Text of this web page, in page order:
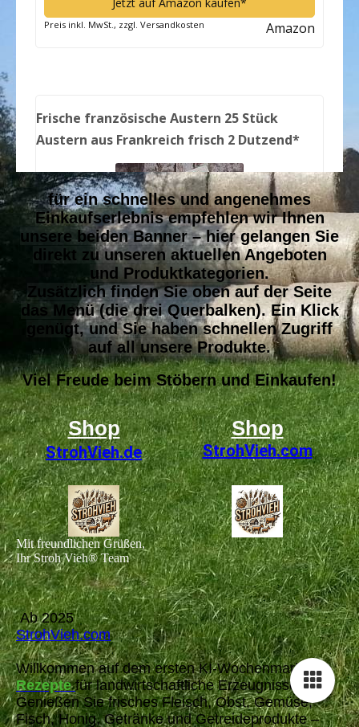
für ein schnelles und angenehmes
Einkaufserlebnis empfehlen wir Ihnen
unsere beiden Banner – hier gelangen Sie
direkt zu unseren aktuellen Angeboten
und Produktkategorien.
Zusätzlich finden Sie oben auf der Seite
das Menü (die drei Querbalken). Ein Klick
genügt, und Sie haben schnellen Zugriff
auf all unsere Produkte.
Viel Freude beim Stöbern und Einkaufen!
Shop
StrohVieh.de
Shop
StrohVieh.com
Mit freundlichen Grüßen,
Ihr Stroh Vieh® Team
Ab 2025
StrohVieh.com
Willkommen auf dem ersten KI-Wochenmarkt mit
Rezepte für landwirtschaftliche Erzeugnisse!
Genießen Sie frisches Fleisch, Obst, Gemüse,
Fisch, Honig, Getränke und Getreideprodukte –